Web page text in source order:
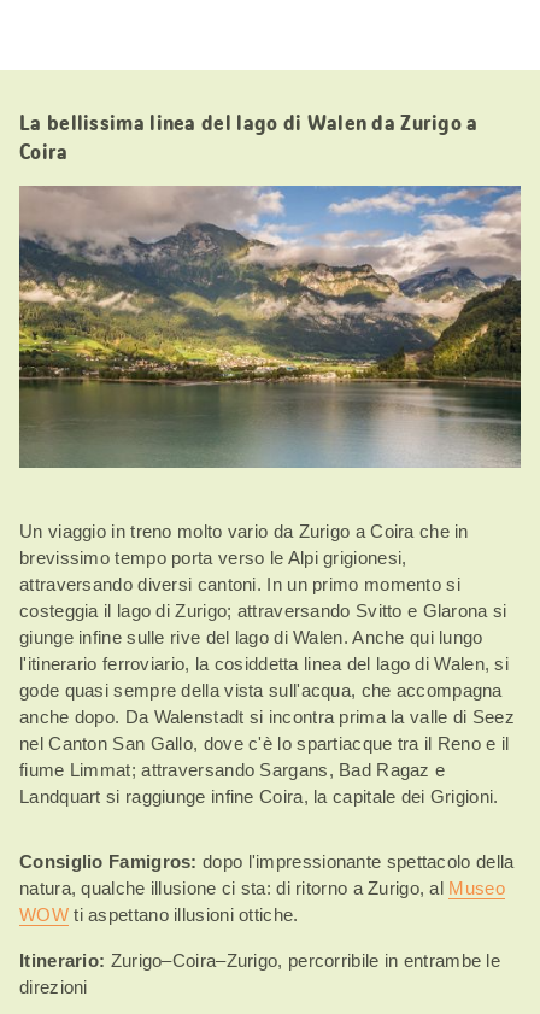
La bellissima linea del lago di Walen da Zurigo a
Coira
Un viaggio in treno molto vario da Zurigo a Coira che in
brevissimo tempo porta verso le Alpi grigionesi,
attraversando diversi cantoni. In un primo momento si
costeggia il lago di Zurigo; attraversando Svitto e Glarona si
giunge infine sulle rive del lago di Walen. Anche qui lungo
l'itinerario ferroviario, la cosiddetta linea del lago di Walen, si
gode quasi sempre della vista sull'acqua, che accompagna
anche dopo. Da Walenstadt si incontra prima la valle di Seez
nel Canton San Gallo, dove c'è lo spartiacque tra il Reno e il
fiume Limmat; attraversando Sargans, Bad Ragaz e
Landquart si raggiunge infine Coira, la capitale dei Grigioni.
Consiglio Famigros: dopo l'impressionante spettacolo della
natura, qualche illusione ci sta: di ritorno a Zurigo, al Museo
WOWti aspettano illusioni ottiche.
Itinerario: Zurigo–Coira–Zurigo, percorribile in entrambe le
direzioni